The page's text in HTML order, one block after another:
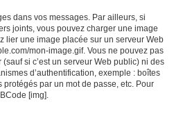
dans vos messages. Par ailleurs, si
joints, vous pouvez charger une image
lier une image placée sur un serveur Web
mon-image.gif. Vous ne pouvez pas
si c’est un serveur Web public) ni des
d’authentification, exemple : boîtes
par un mot de passe, etc. Pour
[img].